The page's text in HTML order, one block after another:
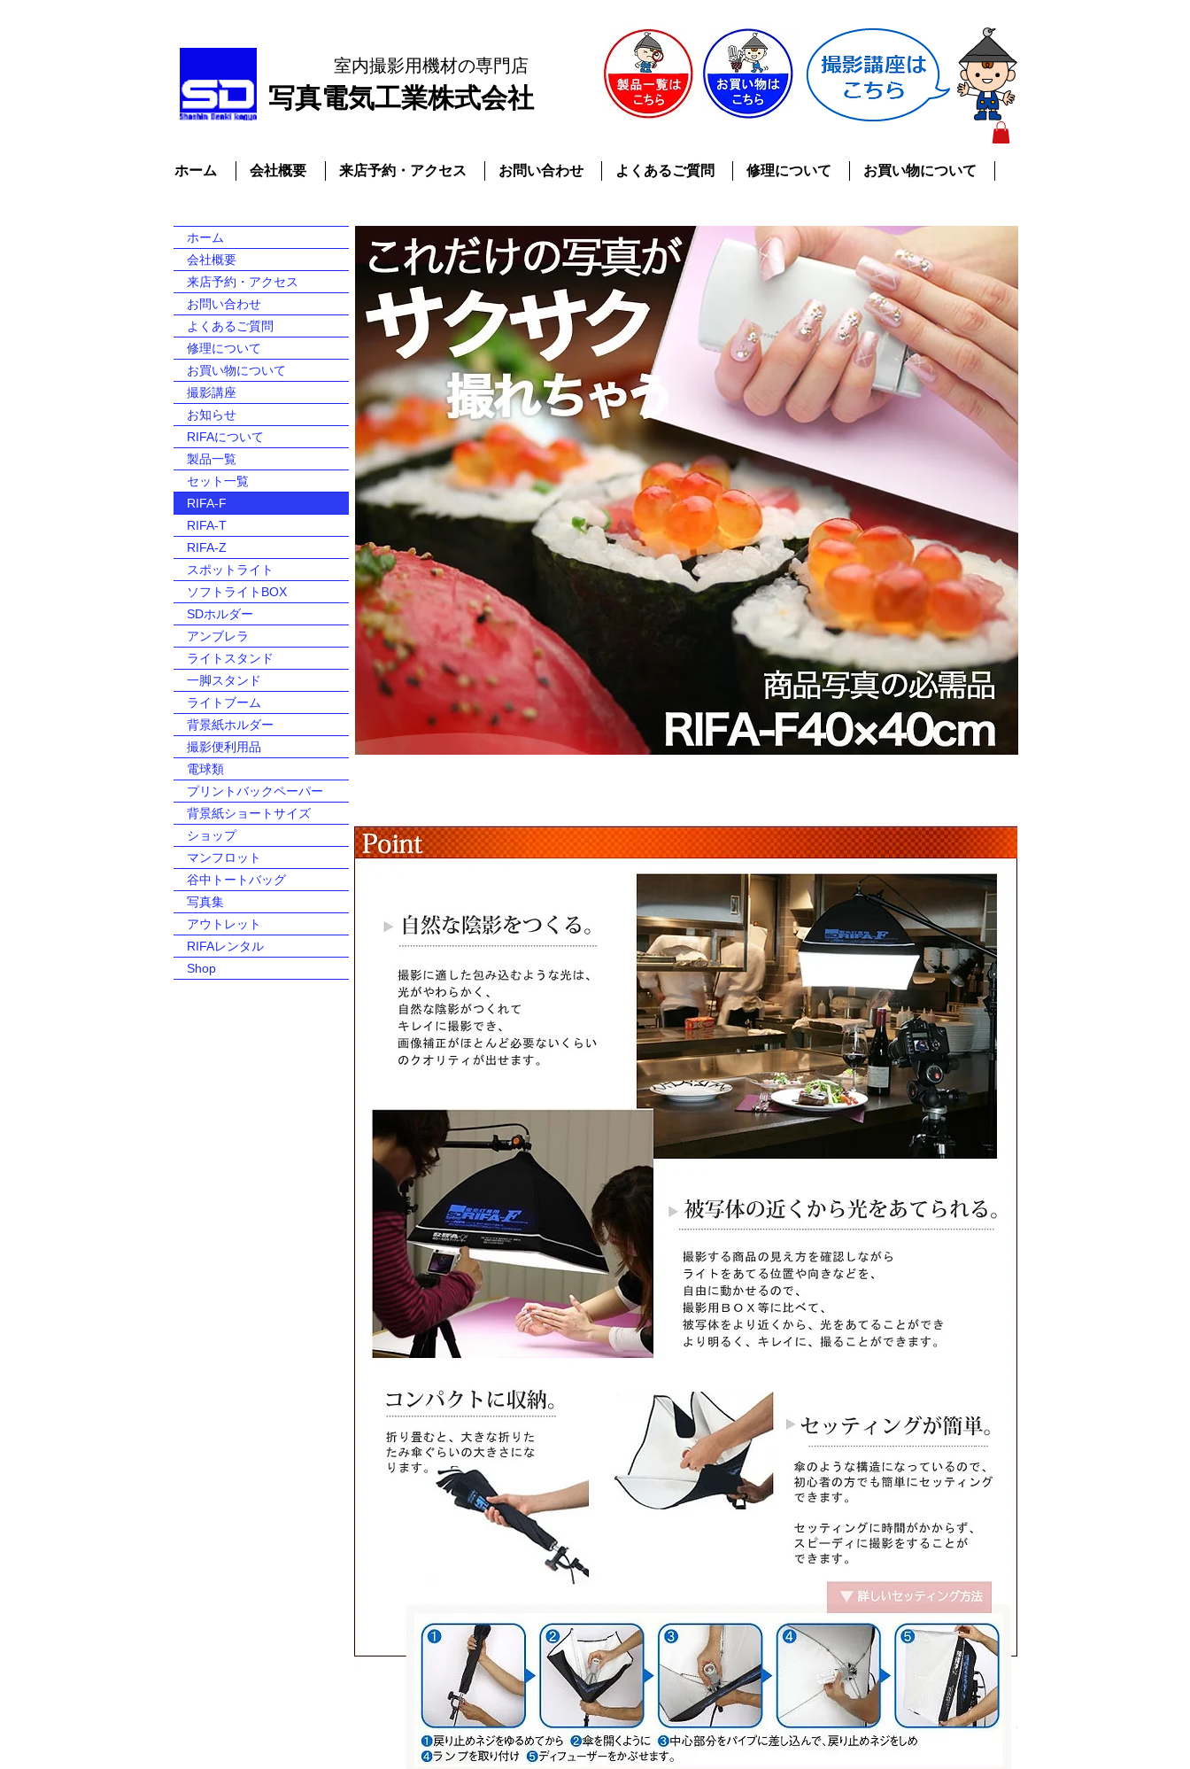
​写真電気工業株式会社
室内撮影用機材の専門店
ホーム 会社概要 来店予約・アクセス お問い合わせ よくあるご質問 修理について お買い物について
ホーム
会社概要
来店予約・アクセス
お問い合わせ
よくあるご質問
修理について
お買い物について
撮影講座
お知らせ
RIFAについて
製品一覧
セット一覧
RIFA-F
RIFA-T
RIFA-Z
スポットライト
ソフトライトBOX
SDホルダー
アンブレラ
ライトスタンド
一脚スタンド
ライトブーム
背景紙ホルダー
撮影便利用品
電球類
プリントバックペーパー
背景紙ショートサイズ
ショップ
マンフロット
谷中トートバッグ
写真集
アウトレット
RIFAレンタル
Shop